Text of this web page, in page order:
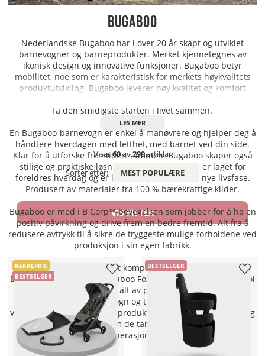
Bugaboo
Nederlandske Bugaboo har i over 20 år skapt og utviklet
barnevogner og barneprodukter. Merket kjennetegnes av
ikonisk design og innovative funksjoner. Bugaboo betyr
mobilitet, noe som er karakteristisk for merkets høykvalitets
produktutvikling. Bugaboo leverer høy kvalitet og komfort
få den smidigste starten i livet sammen.
En Bugaboo-barnevogn er enkel å manøvrere og hjelper deg å
håndtere hverdagen med letthet, med barnet ved din side.
Klar for å utforske fremtiden sammen. Bugaboo skaper også
stilige og praktiske løsninger for hjemmet. De er laget for
foreldres hverdag og er lette å tilpasse til hver nye livsfase.
Produsert av materialer fra 100 % bærekraftige kilder.
Bugaboo er med i B Corp™-bevegelsen som jobber for å ha en
positiv påvirkning og drive frem en bedre fremtid. Alt fra å
redusere avtrykk til å sikre de tryggeste mulige forholdene ved
produksjon i sin egen fabrikk.
Hos Kjøpbarnvogn tilbys et komplett utvalg av produkter fra
Bugaboo. Donkey 5 og Bugaboo Fox 5, kompatibelt babybilstol
Turtle Air by Nuna samt alt av praktisk tilbehør for ulike
årstider. Å velge barnevogn og tilbehør skal ikke være for
vanskelig. Bugaboo skaper produkter som lar deg komme deg
frem overalt, samtidig som de tar fremskritt for kommende
generasjoner.
Visar60av299artiklar
Sorter etter:
MEST POPULÆRE
VIS FILTER
PAKKEPRIS
BESTSELGER
BESTSELGER